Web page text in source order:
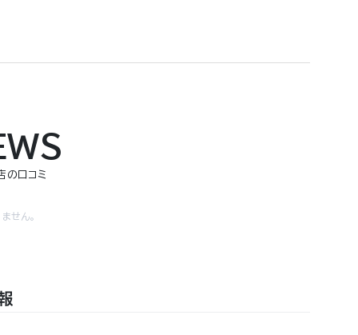
口コミ
せん。